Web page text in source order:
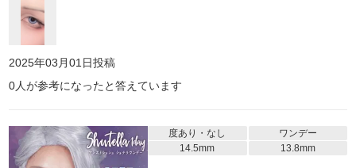
2025年03月01日投稿
0人が参考になったと答えています
度あり・なし
ワンデー
14.5mm
13.8mm